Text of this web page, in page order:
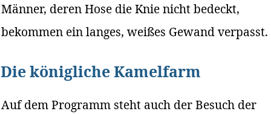
Männer, deren Hose die Knie nicht bedeckt,
bekommen ein langes, weißes Gewand verpasst.
Die königliche Kamelfarm
Auf dem Programm steht auch der Besuch der